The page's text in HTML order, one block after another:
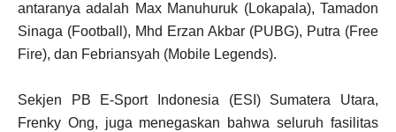
antaranya adalah Max Manuhuruk (Lokapala), Tamadon
Sinaga (Football), Mhd Erzan Akbar (PUBG), Putra (Free
Fire), dan Febriansyah (Mobile Legends).
Sekjen PB E-Sport Indonesia (ESI) Sumatera Utara,
Frenky Ong, juga menegaskan bahwa seluruh fasilitas